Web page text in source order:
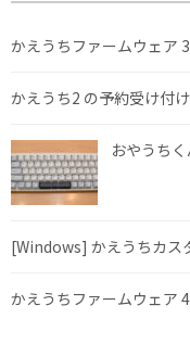
かえうちファームウェア
かえうち2 の予約受け付
おやうち
[Windows] かえうちカス
かえうちファームウェア